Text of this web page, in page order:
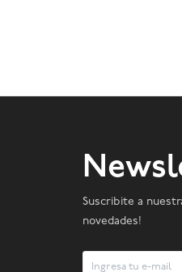
Suscribite a
novedades!